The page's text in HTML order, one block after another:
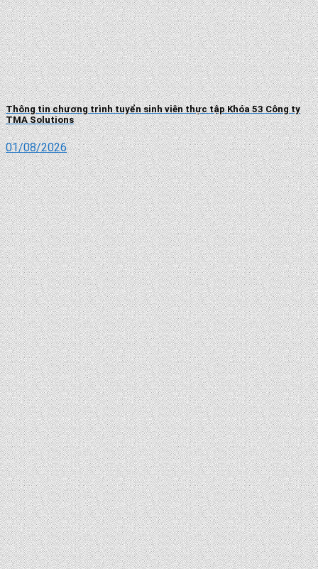
Thông tin chương trình tuyển sinh viên thực tập Khóa 53 Công ty
TMA Solutions
01/08/2026